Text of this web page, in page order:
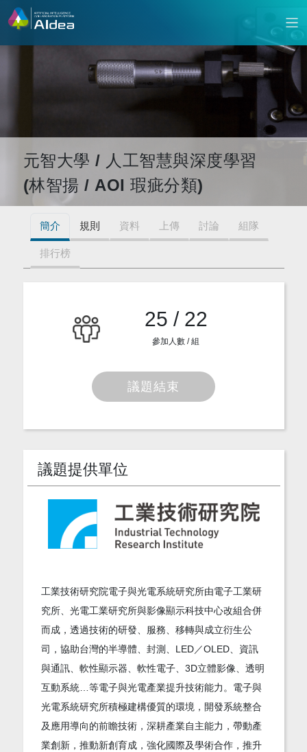
元智大學 / 人工智慧與深度學習
(林智揚 / AOI 瑕疵分類)
簡介 規則 資料 上傳 討論 組隊
排行榜
25 / 22
參加人數 / 組
議題結束
議題提供單位
工業技術研究院電子與光電系統研究所由電子工業研
究所、光電工業研究所與影像顯示科技中心改組合併
而成，透過技術的研發、服務、移轉與成立衍生公
司，協助台灣的半導體、封測、LED／OLED、資訊
與通訊、軟性顯示器、軟性電子、3D立體影像、透明
互動系統…等電子與光電產業提升技術能力。電子與
光電系統研究所積極建構優質的環境，開發系統整合
及應用導向的前瞻技術，深耕產業自主能力，帶動產
業創新，推動新創育成，強化國際及學術合作，推升